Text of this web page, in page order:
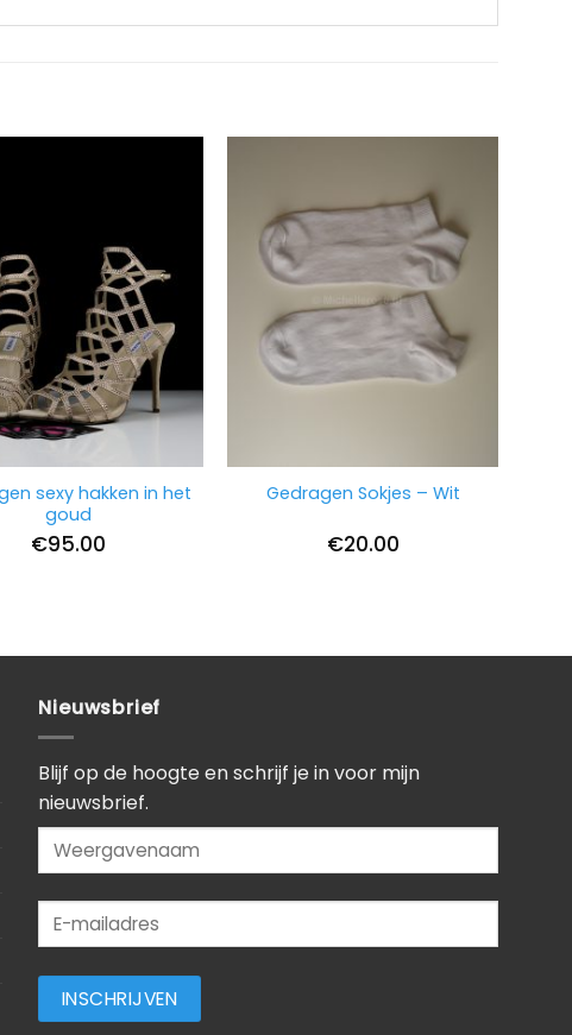
sexy hakken in het
goud
€95.00
Gedragen Sokjes – Wit
€20.00
Nieuwsbrief
Blijf op de hoogte en schrijf je in voor mijn
nieuwsbrief.